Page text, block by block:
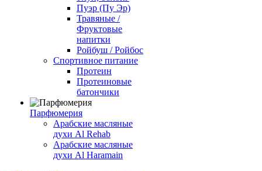
Пуэр (Пу Эр)
Травяные /
Фруктовые
напитки
Ройбуш / Ройбос
Спортивное питание
Протеин
Протеиновые
батончики
Парфюмерия
Арабские масляные
духи Al Rehab
Арабские масляные
духи Al Haramain